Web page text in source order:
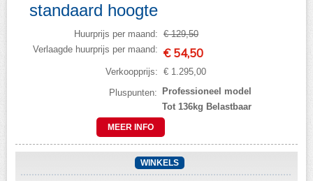
standaard hoogte
Huurprijs per maand: € 129,50
Verlaagde huurprijs per maand: € 54,50
Verkoopprijs: € 1.295,00
Pluspunten:
Professioneel model
Tot 136kg Belastbaar
MEER INFO
WINKELS